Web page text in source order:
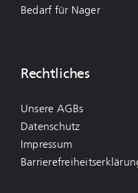
Bedarf für Nager
Rechtliches
Unsere AGBs
Datenschutz
Impressum